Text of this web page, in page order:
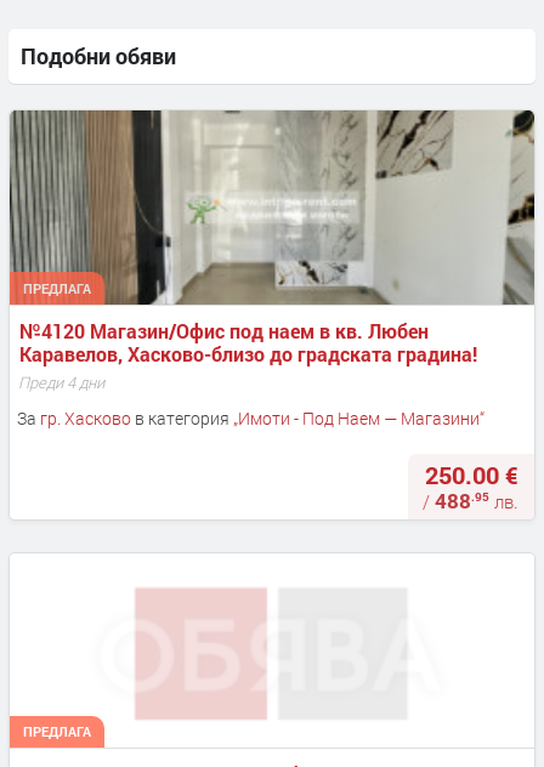
Подобни обяви
ПРЕДЛАГА
№4120 Магазин/Офис под наем в кв. Любен
Каравелов, Хасково-близо до градската градина!
Преди 4 дни
За гр. Хасковов категория „Имоти - Под Наем — Магазини“
250.00 €
/488.95 лв.
ПРЕДЛАГА